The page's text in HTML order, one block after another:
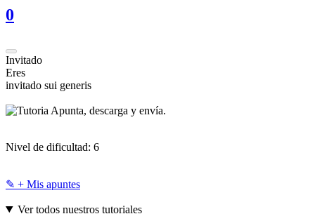
0
Invitado
Eres
invitado sui generis
Apunta, descarga y envía.
Nivel de dificultad: 6
✎ + Mis apuntes
Ver todos nuestros tutoriales